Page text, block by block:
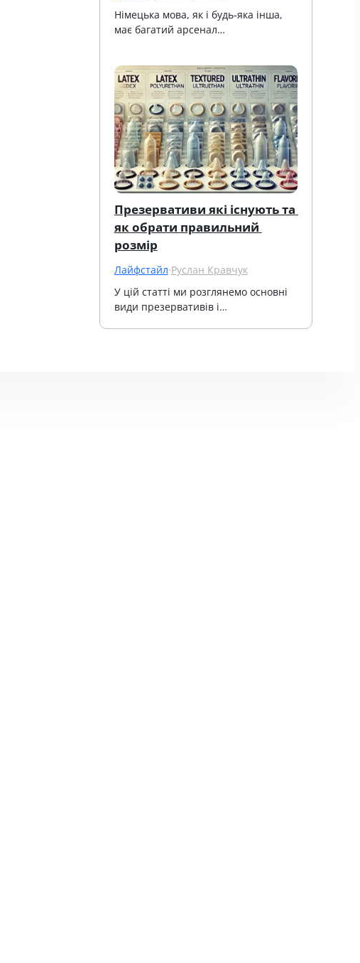
Німецька мова, як і будь-яка інша,
має багатий арсенал…
Презервативи які існують та
як обрати правильний
розмір
Лайфстайл·Руслан Кравчук
У цій статті ми розглянемо основні
види презервативів і…